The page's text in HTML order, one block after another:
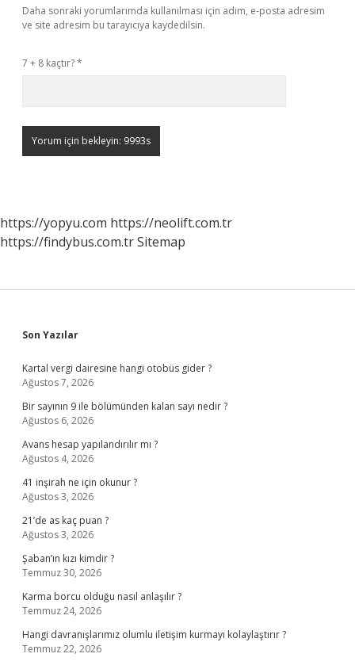
Daha sonraki yorumlarımda kullanılması için adım, e-posta adresim
ve site adresim bu tarayıcıya kaydedilsin.
7 + 8 kaçtır?*
https://yopyu.com https://neolift.com.tr
https://findybus.com.trSitemap
Sidebar
Son Yazılar
Kartal vergi dairesine hangi otobüs gider ?
Ağustos 7, 2026
Bir sayının 9 ile bölümünden kalan sayı nedir ?
Ağustos 6, 2026
Avans hesap yapılandırılır mı ?
Ağustos 4, 2026
41 inşirah ne için okunur ?
Ağustos 3, 2026
21’de as kaç puan ?
Ağustos 3, 2026
Şaban’ın kızı kimdir ?
Temmuz 30, 2026
Karma borcu olduğu nasıl anlaşılır ?
Temmuz 24, 2026
Hangi davranışlarımız olumlu iletişim kurmayı kolaylaştırır ?
Temmuz 22, 2026